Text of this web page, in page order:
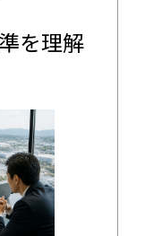
を理解